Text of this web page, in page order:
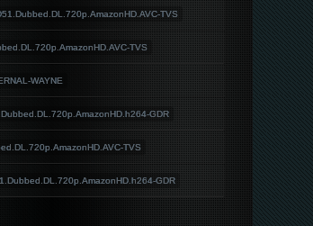
TVS
TVS
WAYNE
GDR
TVS
GDR